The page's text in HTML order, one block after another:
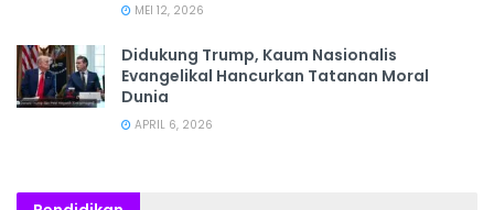
MEI 12, 2026
Didukung Trump, Kaum Nasionalis
Evangelikal Hancurkan Tatanan Moral
Dunia
APRIL 6, 2026